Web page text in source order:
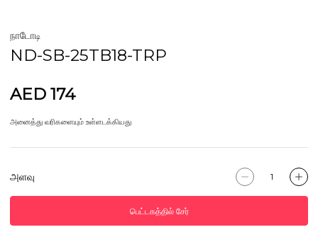
நாடோடி
ND-SB-25TB18-TRP
AED 174
அனைத்து வரிகளையும் உள்ளடக்கியது
அளவு
பெட்டகத்தில் சேர்